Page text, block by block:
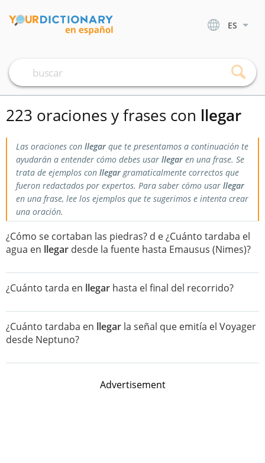
ES
223 oraciones y frases con llegar
Las oraciones con llegar que te presentamos a continuación te
ayudarán a entender cómo debes usar llegar en una frase. Se
trata de ejemplos con llegargramaticalmente correctos que
fueron redactados por expertos. Para saber cómo usar llegar
en una frase, lee los ejemplos que te sugerimos e intenta crear
una oración.
¿Cómo se cortaban las piedras? d e ¿Cuánto tardaba el
agua en llegar desde la fuente hasta Emausus (Nimes)?
¿Cuánto tarda en llegar hasta el final del recorrido?
¿Cuánto tardaba en llegar la señal que emitía el Voyager
desde Neptuno?
Advertisement